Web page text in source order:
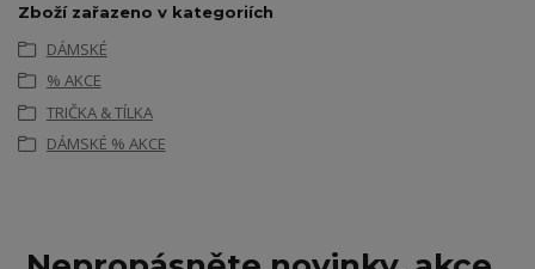
Zboží zařazeno v kategoriích
DÁMSKÉ
% AKCE
TRIČKA & TÍLKA
DÁMSKÉ % AKCE